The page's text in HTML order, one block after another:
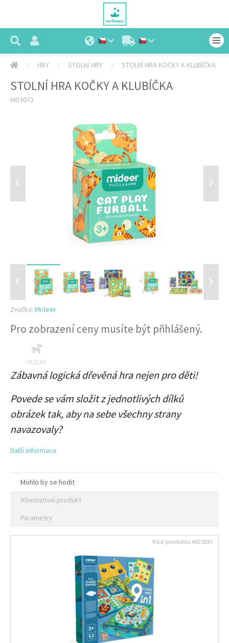
HRY STOLNÍ HRY STOLNÍ HRA KOČKY A KLUBÍČKA
STOLNÍ HRA KOČKY A KLUBÍČKA
MD3072
Značka: Mideer
Pro zobrazení ceny musíte být přihlášený.
HLÍDAT
Zábavná logická dřevěná hra nejen pro děti!
Povede se vám složit z jednotlivých dílků
obrázek tak, aby na sebe všechny strany
navazovaly?
Další informace
Mohlo by se hodit
Alternativní produkt
Parametry
Kód produktu MD2037